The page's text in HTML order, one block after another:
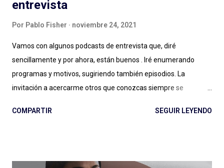
entrevista
Por Pablo Fisher noviembre 24, 2021
Vamos con algunos podcasts de entrevista que, diré
sencillamente y por ahora, están buenos . Iré enumerando
programas y motivos, sugiriendo también episodios. La
invitación a acercarme otros que conozcas siempre se
se puede llegar a un podcast por la persona entrevistada, por
COMPARTIR SEGUIR LEYENDO